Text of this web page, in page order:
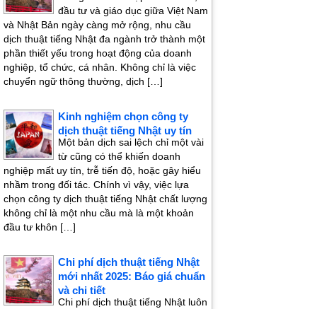
đầu tư và giáo dục giữa Việt Nam
và Nhật Bản ngày càng mở rộng, nhu cầu
dịch thuật tiếng Nhật đa ngành trở thành một
phần thiết yếu trong hoạt động của doanh
nghiệp, tổ chức, cá nhân. Không chỉ là việc
chuyển ngữ thông thường, dịch […]
Kinh nghiệm chọn công ty
dịch thuật tiếng Nhật uy tín
Một bản dịch sai lệch chỉ một vài
từ cũng có thể khiến doanh
nghiệp mất uy tín, trễ tiến độ, hoặc gây hiểu
nhầm trong đối tác. Chính vì vậy, việc lựa
chọn công ty dịch thuật tiếng Nhật chất lượng
không chỉ là một nhu cầu mà là một khoản
đầu tư khôn […]
Chi phí dịch thuật tiếng Nhật
mới nhất 2025: Báo giá chuẩn
và chi tiết
Chi phí dịch thuật tiếng Nhật luôn